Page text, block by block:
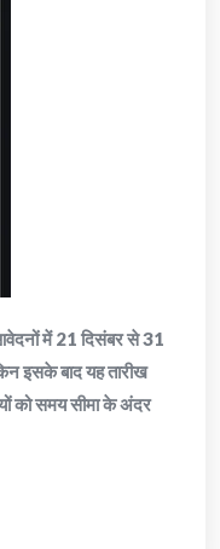
में 21 दिसंबर से 31
इसके बाद यह तारीख
को समय सीमा के अंदर